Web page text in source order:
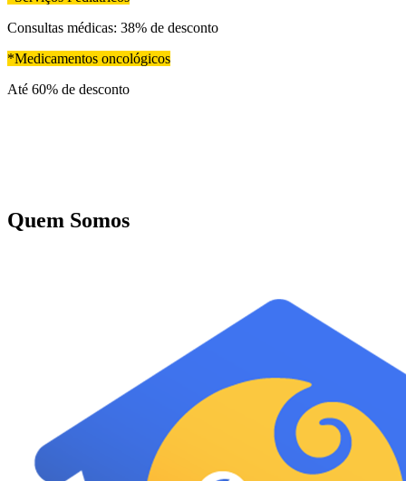
Consultas médicas: 38% de desconto
*Medicamentos oncológicos
Até 60% de desconto
Quem Somos